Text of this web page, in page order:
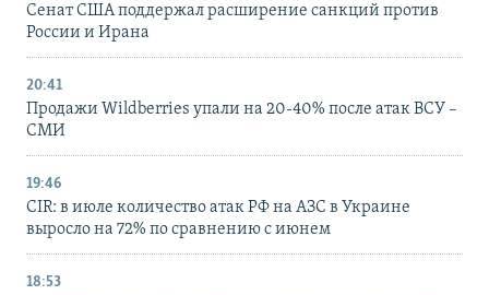
Сенат США поддержал расширение санкций против
России и Ирана
20:41
Продажи Wildberries упали на 20-40% после атак ВСУ –
СМИ
19:46
CIR: в июле количество атак РФ на АЗС в Украине
выросло на 72% по сравнению с июнем
18:53